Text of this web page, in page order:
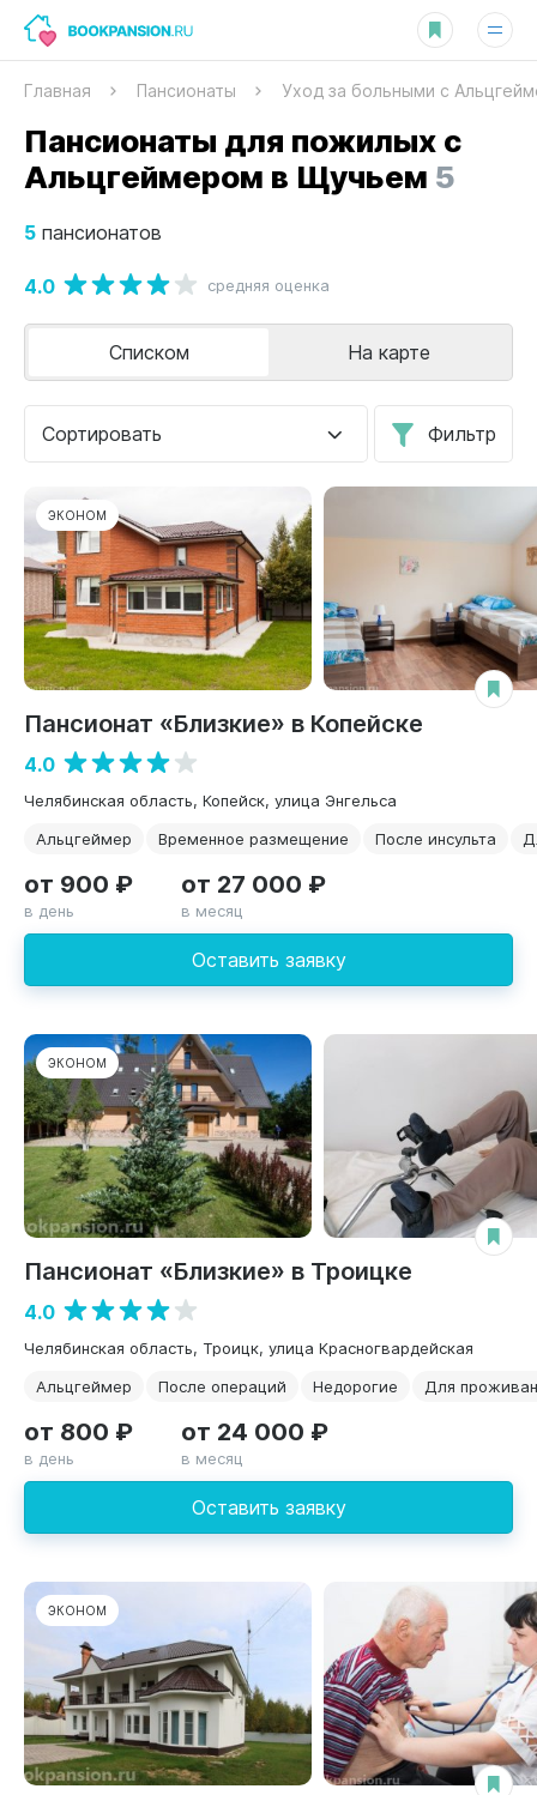
Главная Пансионаты Уход за больными с
Пансионаты для пожилых с
Альцгеймером в Щучьем 5
5 пансионатов
4.0 средняя оценка
Сортировать Фильтр
Списком На карте
ЭКОНОМ
Пансионат «Близкие» в Копейске
4.0
Челябинская область, Копейск, улица Энгельса
Альцгеймер
Временное размещение После инсульта
Оставить заявку
от 900 ₽
в день
от 27 000 ₽
в месяц
ЭКОНОМ
Пансионат «Близкие» в Троицке
4.0
Челябинская область, Троицк, улица Красногвардейская
Альцгеймер
После операций Недорогие Для
Оставить заявку
от 800 ₽
в день
от 24 000 ₽
в месяц
ЭКОНОМ